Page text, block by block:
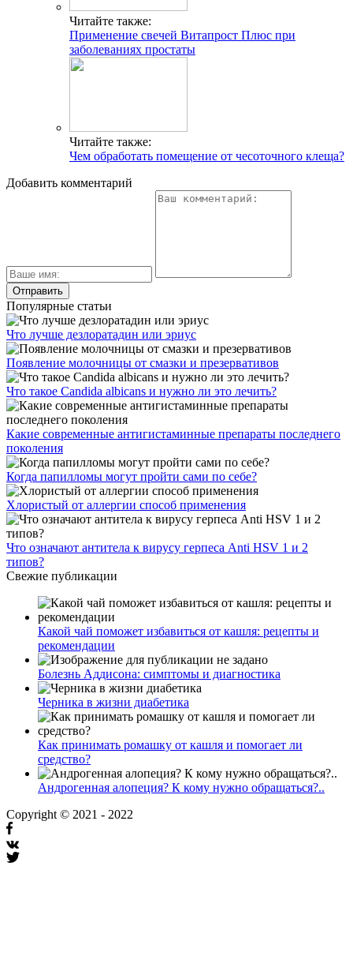
Читайте также:
Применение свечей Витапрост Плюс при
заболеваниях простаты
Читайте также:
Чем обработать помещение от чесоточного клеща?
Добавить комментарий
Популярные статьи
Что лучше дезлоратадин или эриус
Появление молочницы от смазки и презервативов
Что такое Candida albicans и нужно ли это лечить?
Какие современные антигистаминные препараты последнего
поколения
Когда папилломы могут пройти сами по себе?
Хлористый от аллергии способ применения
Что означают антитела к вирусу герпеса Anti HSV 1 и 2
типов?
Свежие публикации
Какой чай поможет избавиться от кашля: рецепты и
рекомендации
Болезнь Аддисона: симптомы и диагностика
Черника в жизни диабетика
Как принимать ромашку от кашля и помогает ли
средство?
Андрогенная алопеция? К кому нужно обращаться?..
Copyright © 2021 - 2022